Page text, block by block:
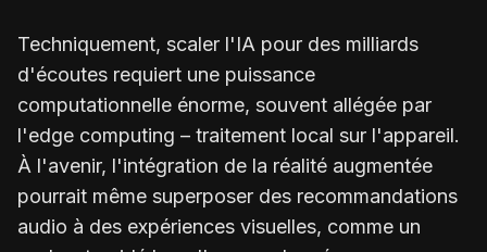
Techniquement, scaler l'IA pour des milliards
d'écoutes requiert une puissance
computationnelle énorme, souvent allégée par
l'edge computing – traitement local sur l'appareil.
À l'avenir, l'intégration de la réalité augmentée
pourrait même superposer des recommandations
audio à des expériences visuelles, comme un